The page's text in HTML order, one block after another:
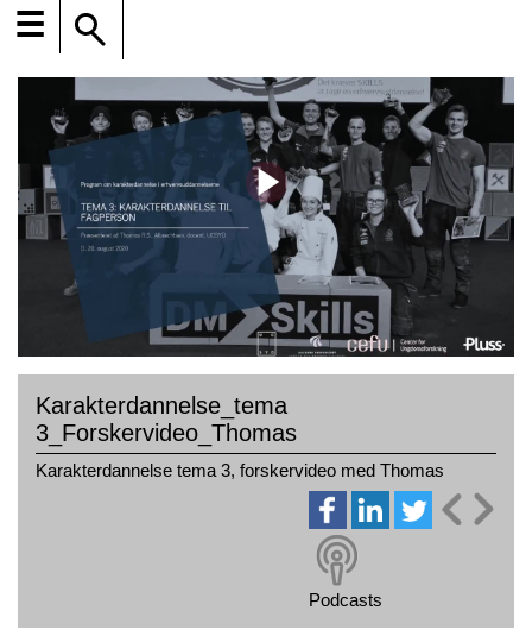
☰
Karakterdannelse_tema
3_Forskervideo_Thomas
Karakterdannelse tema 3, forskervideo med Thomas
Podcasts